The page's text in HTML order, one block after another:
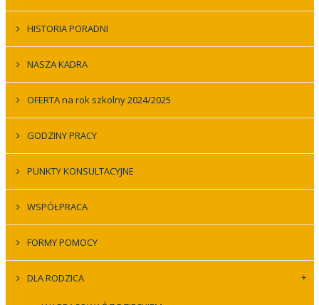
HISTORIA PORADNI
NASZA KADRA
OFERTA na rok szkolny 2024/2025
GODZINY PRACY
PUNKTY KONSULTACYJNE
WSPÓŁPRACA
FORMY POMOCY
DLA RODZICA